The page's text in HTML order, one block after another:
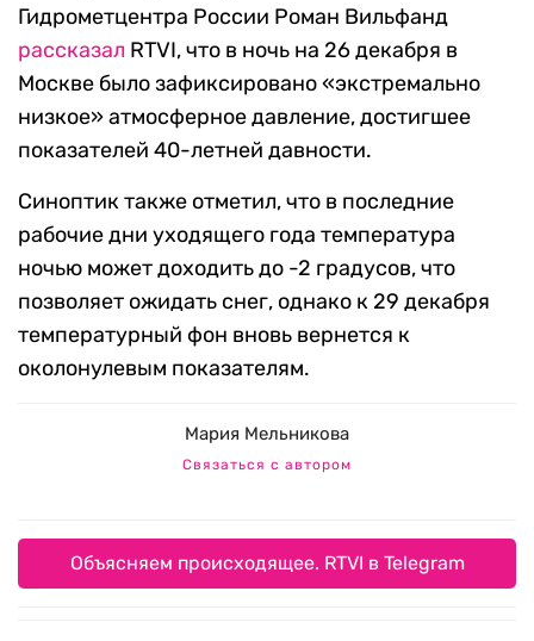
Гидрометцентра России Роман Вильфанд
рассказал RTVI, что в ночь на 26 декабря в
Москве было зафиксировано «экстремально
низкое» атмосферное давление, достигшее
показателей 40-летней давности.
Синоптик также отметил, что в последние
рабочие дни уходящего года температура
ночью может доходить до -2 градусов, что
позволяет ожидать снег, однако к 29 декабря
температурный фон вновь вернется к
околонулевым показателям.
Мария Мельникова
Связаться с автором
Объясняем происходящее. RTVI в Telegram